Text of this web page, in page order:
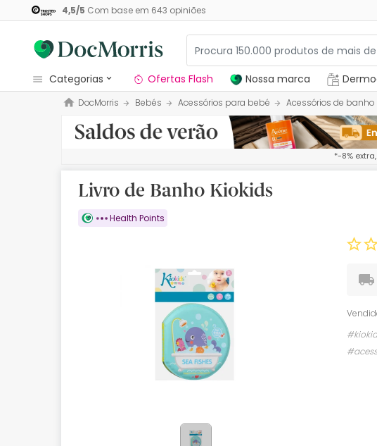
4,5/5 Com base em 643 opiniões
categorias
Dermocosmetica
Nossa marca
Medicamentos
Cosmética
Ofertas Flash Nossa marca
DocMorris Bebés Acessórios para bebé Acessórios de banho
*-8%
Livro de Banho Kiokids
Health Points